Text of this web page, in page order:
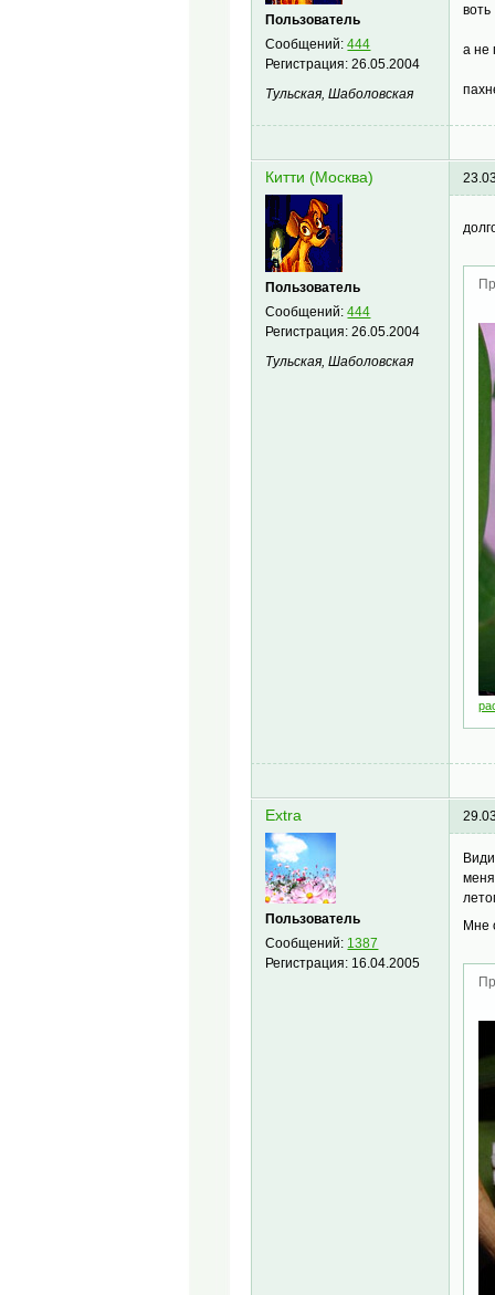
Пользователь
Сообщений:444
Регистрация:26.05.2004
Тульская, Шаболовская
а не
Китти (Москва)
Пользователь
Сообщений:444
Регистрация:26.05.2004
Тульская, Шаболовская
Extra
Пользователь
Сообщений: 1387
Регистрация: 16.04.2005
Мне